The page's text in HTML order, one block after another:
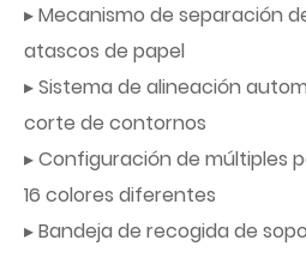
▸ Mecanismo de separación
atascos de papel
▸ Sistema de alineación
corte de contornos
▸ Configuración de múltiples
16 colores diferentes
▸ Bandeja de recogida de